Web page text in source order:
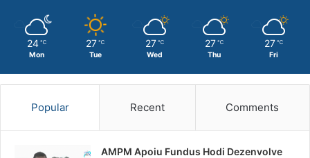
24 ℃
Mon
27 ℃
Tue
27 ℃
Wed
27 ℃
Thu
27 ℃
Fri
Popular Recent Comments
AMPM Apoiu Fundus Hodi Dezenvolve